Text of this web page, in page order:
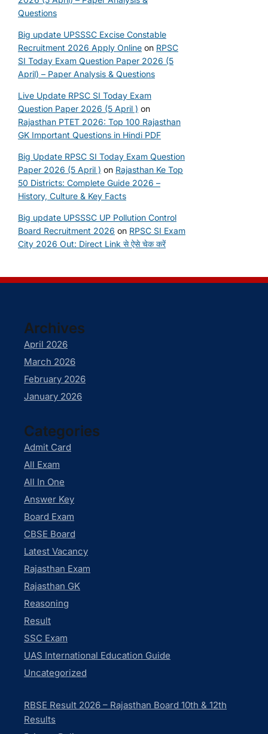
Questions
Big update UPSSSC Excise Constable
Recruitment 2026 Apply Online on RPSC
SI Today Exam Question Paper 2026 (5
April) – Paper Analysis & Questions
Live Update RPSC SI Today Exam
Question Paper 2026 (5 April ) on
Rajasthan PTET 2026: Top 100 Rajasthan
GK Important Questions in Hindi PDF
Big Update RPSC SI Today Exam Question
Paper 2026 (5 April ) on Rajasthan Ke Top
50 Districts: Complete Guide 2026 –
History, Culture & Key Facts
Big update UPSSSC UP Pollution Control
Board Recruitment 2026 on RPSC SI Exam
City 2026 Out: Direct Link से ऐसे चेक करें
Archives
April 2026
March 2026
February 2026
January 2026
Categories
Admit Card
All Exam
All In One
Answer Key
Board Exam
CBSE Board
Latest Vacancy
Rajasthan Exam
Rajasthan GK
Reasoning
Result
SSC Exam
UAS International Education Guide
Uncategorized
RBSE Result 2026 – Rajasthan Board 10th & 12th
Results